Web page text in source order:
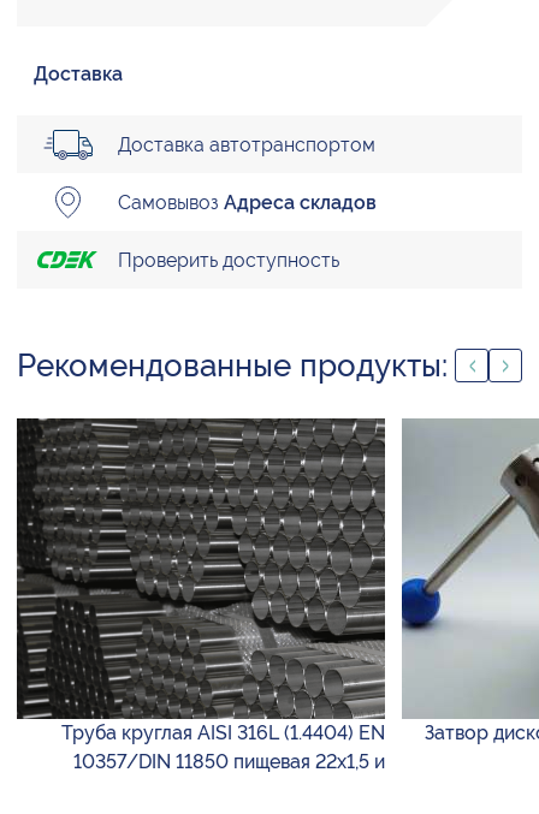
Доставка
Доставка автотранспортом
Самовывоз Адреса складов
Проверить доступность
Рекомендованные продукты:
Труба круглая AISI 316L (1.4404) EN
10357/DIN 11850 пищевая 22х1,5 и
Затвор